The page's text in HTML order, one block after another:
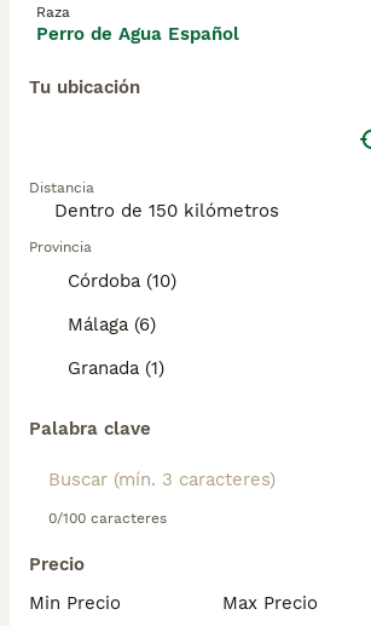
Raza
Perro de Agua Español
Tu ubicación
Distancia
Provincia
Córdoba (10)
Málaga (6)
Granada (1)
Palabra clave
0/100 caracteres
Precio
Min Precio
Max Precio